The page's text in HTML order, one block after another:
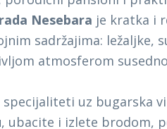
Nesebara je kratka i
sadržajima:
atmosferom
uz bugarska
, ubacite i izlete brodom,